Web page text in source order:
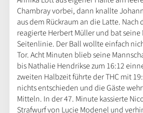
Chambray vorbei, dann knallte
aus dem Rückraum an die Latte. Nach
reagierte Herbert Müller und bat
Seitenlinie. Der Ball wollte einfach
Tor. Acht Minuten blieb seine
bis Nathalie Hendrikse zum 16:12
zweiten Halbzeit führte der THC mit
nichts entschieden und die Gäste
Mitteln. In der 47. Minute kassierte
Strafwurf von Lucie Modenel und